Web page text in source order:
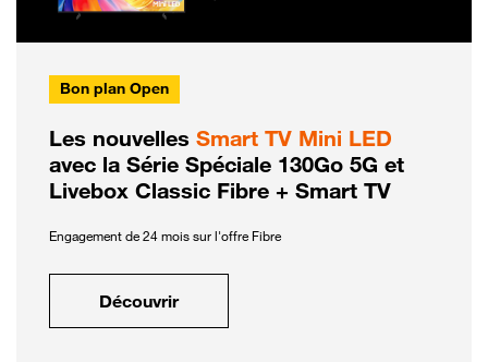
Bon plan Open
Les nouvelles Smart TV Mini LED
avec la Série Spéciale 130Go 5G et
Livebox Classic Fibre + Smart TV
Engagement de 24 mois sur l'offre Fibre
Découvrir